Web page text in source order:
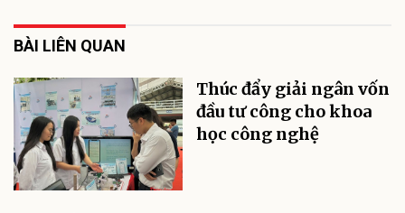
BÀI LIÊN QUAN
Thúc đẩy giải ngân vốn
đầu tư công cho khoa
học công nghệ